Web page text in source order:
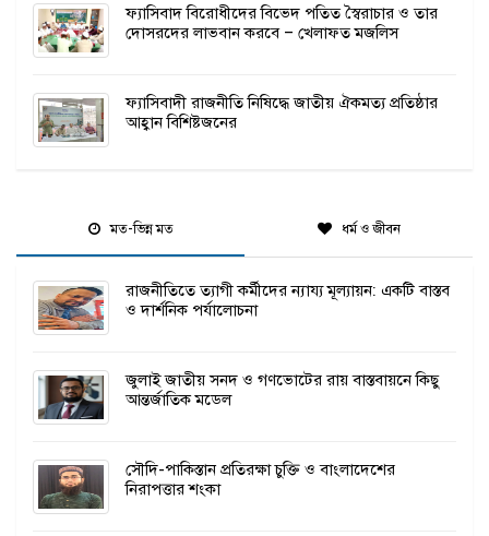
ফ্যাসিবাদ বিরোধীদের বিভেদ পতিত স্বৈরাচার ও তার
দোসরদের লাভবান করবে – খেলাফত মজলিস
ফ্যাসিবাদী রাজনীতি নিষিদ্ধে জাতীয় ঐকমত্য প্রতিষ্ঠার
আহ্বান বিশিষ্টজনের
মত-ভিন্ন মত ধর্ম ও জীবন
রাজনীতিতে ত্যাগী কর্মীদের ন্যায্য মূল্যায়ন: একটি বাস্তব
ও দার্শনিক পর্যালোচনা
জুলাই জাতীয় সনদ ও গণভোটের রায় বাস্তবায়নে কিছু
আন্তর্জাতিক মডেল
সৌদি-পাকিস্তান প্রতিরক্ষা চুক্তি ও বাংলাদেশের
নিরাপত্তার শংকা